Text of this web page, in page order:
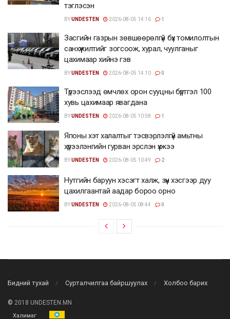
тэглэсэн
BYUNDESTEN 2026-08-05 14:16 1
Засгийн газрын зөвшөөрөлгүй бүх томилолтын
санхүүжилтийг зогсоож, хурал, чуулганыг
цахимаар хийнэ гэв
BYUNDESTEN 2026-08-05 14:10 0
Түрээслээд өмчлөх орон сууцны бүртгэл 100
хувь цахимаар явагдана
BYUNDESTEN 2026-08-05 10:58 1
Японы хэт халалтыг тэсвэрлэлгүй амьтны
хүрээлэнгийн гурван эрслэн үхжээ
BYUNDESTEN 2026-08-05 10:49 2
Нутгийн баруун хэсэгт халж, зүүн хэсгээр дуу
цахилгаантай аадар бороо орно
BYUNDESTEN 2026-08-05 08:44 0
Бидний тухай Сурталчилгаа байршуулах Холбоо барих
© 2018 UNDESTEN.MN
Халимаг